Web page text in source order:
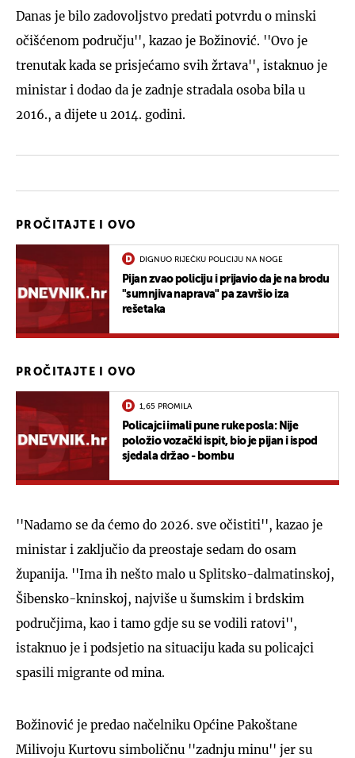
Danas je bilo zadovoljstvo predati potvrdu o minski
očišćenom području'', kazao je Božinović. ''Ovo je
trenutak kada se prisjećamo svih žrtava'', istaknuo je
ministar i dodao da je zadnje stradala osoba bila u
2016., a dijete u 2014. godini.
PROČITAJTE I OVO
DIGNUO RIJEČKU POLICIJU NA NOGE
Pijan zvao policiju i prijavio da je na brodu
"sumnjiva naprava" pa završio iza
rešetaka
PROČITAJTE I OVO
1,65 PROMILA
Policajci imali pune ruke posla: Nije
položio vozački ispit, bio je pijan i ispod
sjedala držao - bombu
''Nadamo se da ćemo do 2026. sve očistiti'', kazao je
ministar i zaključio da preostaje sedam do osam
županija. ''Ima ih nešto malo u Splitsko-dalmatinskoj,
Šibensko-kninskoj, najviše u šumskim i brdskim
područjima, kao i tamo gdje su se vodili ratovi'',
istaknuo je i podsjetio na situaciju kada su policajci
spasili migrante od mina.
Božinović je predao načelniku Općine Pakoštane
Milivoju Kurtovu simboličnu ''zadnju minu'' jer su